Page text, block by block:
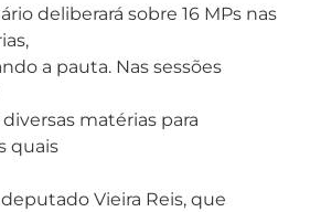
deliberará sobre 16 MPs nas
a pauta. Nas sessões
matérias para
quais
deputado Vieira Reis, que